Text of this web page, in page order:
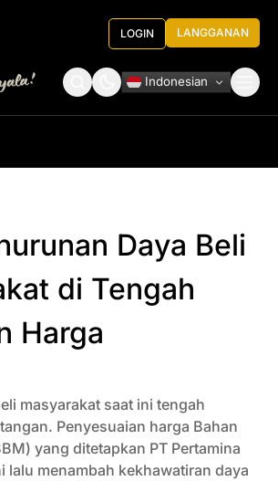
LOGIN LANGGANAN
Indonesian
Daya Beli
di Tengah
Harga
masyarakat saat ini tengah
Penyesuaian harga Bahan
yang ditetapkan PT Pertamina
lalu menambah kekhawatiran daya